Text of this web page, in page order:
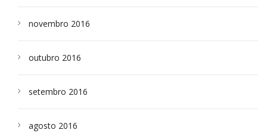
novembro 2016
outubro 2016
setembro 2016
agosto 2016